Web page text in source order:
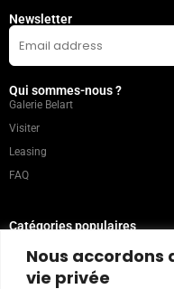
Nous
vie privée
Newsletter
Qui sommes-nous ?
Galerie Belart
Visiter
Leasing
FAQ
Catégories populaires
Peinture